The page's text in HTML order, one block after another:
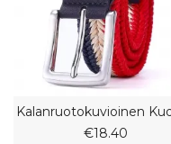
€18.40